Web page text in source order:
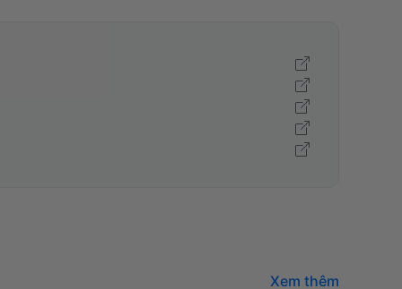
Xem thêm